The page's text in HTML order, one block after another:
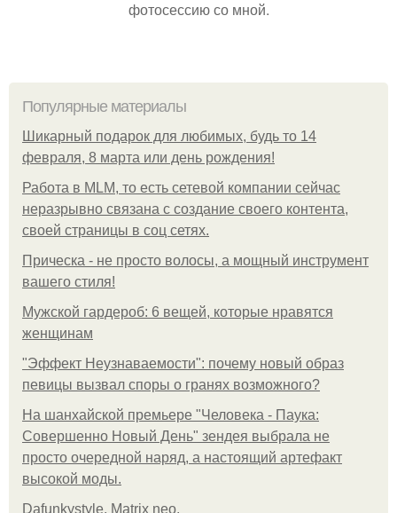
фотосессию со мной.
Популярные материалы
Шикарный подарок для любимых, будь то 14
февраля, 8 марта или день рождения!
Работа в MLM, то есть сетевой компании сейчас
неразрывно связана с создание своего контента,
своей страницы в соц сетях.
Прическа - не просто волосы, а мощный инструмент
вашего стиля!
Мужской гардероб: 6 вещей, которые нравятся
женщинам
"Эффект Неузнаваемости": почему новый образ
певицы вызвал споры о гранях возможного?
На шанхайской премьере "Человека - Паука:
Совершенно Новый День" зендея выбрала не
просто очередной наряд, а настоящий артефакт
высокой моды.
Dafunkystyle. Matrix neo.